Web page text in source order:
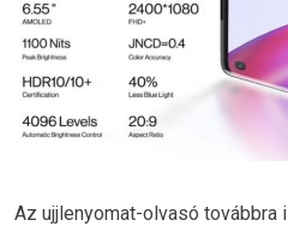
Az ujjlenyomat-olvasó továbbra